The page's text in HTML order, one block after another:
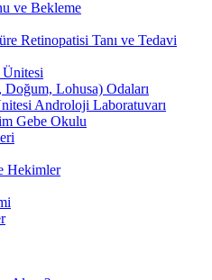
ve Bekleme
Retinopatisi Tanı ve Tedavi
Lohusa) Odaları
Androloji Laboratuvarı
Gebe Okulu
Hekimler